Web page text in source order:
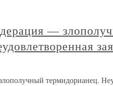
—
термидорианец.